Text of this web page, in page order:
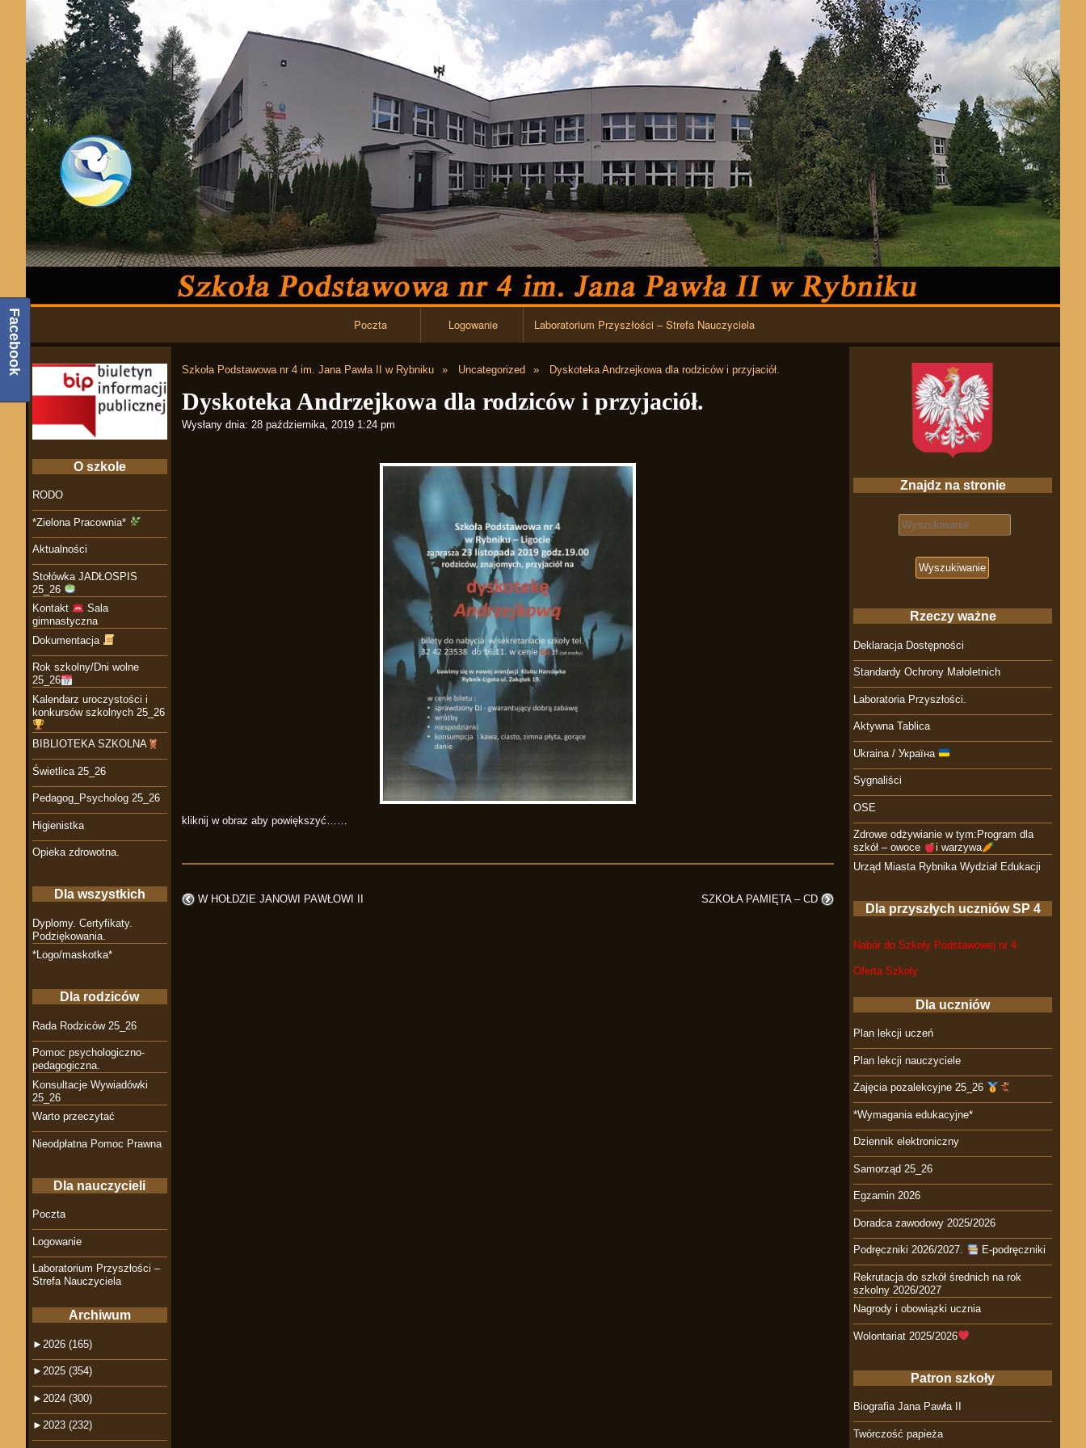
Przejdź do zawartości
Poczta Logowanie Laboratorium Przyszłości – Strefa Nauczyciela
Szkoła Podstawowa nr 4 im. Jana Pawła II w Rybniku Uncategorized Dyskoteka Andrzejkowa dla rodziców i przyjaciół.
Dyskoteka Andrzejkowa dla rodziców i przyjaciół.
Wysłany dnia: 28 października, 2019 1:24 pm
kliknij w obraz aby powiększyć……
W HOŁDZIE JANOWI PAWŁOWI II SZKOŁA PAMIĘTA – CD
Znajdz na stronie
Search for:
Rzeczy ważne
Deklaracja Dostępności
Standardy Ochrony Małoletnich
Laboratoria Przyszłości.
Aktywna Tablica
Ukraina / Україна
Sygnaliści
OSE
Zdrowe odżywianie w tym:Program dla
szkół – owoce
i warzywa
Urząd Miasta Rybnika Wydział Edukacji
Dla przyszłych uczniów SP 4
Nabór do Szkoły Podstawowej nr 4
Oferta Szkoły
Dla uczniów
Plan lekcji uczeń
Plan lekcji nauczyciele
Zajęcia pozalekcyjne 25_26
*Wymagania edukacyjne*
Dziennik elektroniczny
Samorząd 25_26
Egzamin 2026
Doradca zawodowy 2025/2026
Podręczniki 2026/2027. E-podręczniki
Rekrutacja do szkół średnich na rok
szkolny 2026/2027
Nagrody i obowiązki ucznia
Wolontariat 2025/2026
Patron szkoły
Biografia Jana Pawła II
Twórczość papieża
O szkole
RODO
*Zielona Pracownia*
Aktualności
Stołówka JADŁOSPIS
25_26
Kontakt
Sala
gimnastyczna
Dokumentacja
Rok szkolny/Dni wolne
25_26
Kalendarz uroczystości i
konkursów szkolnych 25_26
BIBLIOTEKA SZKOLNA
Świetlica 25_26
Pedagog_Psycholog 25_26
Higienistka
Opieka zdrowotna.
Dla wszystkich
Dyplomy. Certyfikaty.
Podziękowania.
*Logo/maskotka*
Dla rodziców
Rada Rodziców 25_26
Pomoc psychologiczno-
pedagogiczna.
Konsultacje Wywiadówki
25_26
Warto przeczytać
Nieodpłatna Pomoc Prawna
Dla nauczycieli
Poczta
Logowanie
Laboratorium Przyszłości –
Strefa Nauczyciela
Archiwum
► 2026 (165)
► 2025 (354)
► 2024 (300)
► 2023 (232)
Facebook